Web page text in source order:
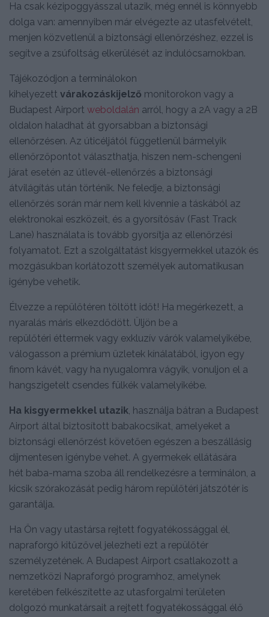
Ha csak kézipoggyásszal utazik, még ennél is könnyebb
dolga van: amennyiben már elvégezte az utasfelvételt,
menjen közvetlenül a biztonsági ellenőrzéshez, ezzel is
segítve a zsúfoltság elkerülését az indulócsarnokban.
Tájékozódjon a terminálokon
kihelyezett várakozáskijelző monitorokon vagy a
Budapest Airport weboldalán arról, hogy a 2A vagy a 2B
oldalon haladhat át gyorsabban a biztonsági
ellenőrzésen. Az úticéljától függetlenül bármelyik
ellenőrzőpontot választhatja, hiszen nem-schengeni
járat esetén az útlevél-ellenőrzés a biztonsági
átvilágítás után történik. Ne feledje, a biztonsági
ellenőrzés során már nem kell kivennie a táskából az
elektronokai eszközeit, és a gyorsítósáv (Fast Track
Lane) használata is tovább gyorsítja az ellenőrzési
folyamatot. Ezt a szolgáltatást kisgyermekkel utazók és
mozgásukban korlátozott személyek automatikusan
igénybe vehetik.
Élvezze a repülőtéren töltött időt! Ha megérkezett, a
nyaralás máris elkezdődött. Üljön be a
repülőtéri éttermek vagy exkluzív várók valamelyikébe,
válogasson a prémium üzletek kínálatából, igyon egy
finom kávét, vagy ha nyugalomra vágyik, vonuljon el a
hangszigetelt csendes fülkék valamelyikébe.
Ha kisgyermekkel utazik, használja bátran a Budapest
Airport által biztosított babakocsikat, amelyeket a
biztonsági ellenőrzést követően egészen a beszállásig
díjmentesen igénybe vehet. A gyermekek ellátására
hét baba-mama szoba áll rendelkezésre a terminálon, a
kicsik szórakozását pedig három repülőtéri játszótér is
garantálja.
Ha Ön vagy utastársa rejtett fogyatékossággal él,
napraforgó kitűzővel jelezheti ezt a repülőtér
személyzetének. A Budapest Airport csatlakozott a
nemzetközi Napraforgó programhoz, amelynek
keretében felkészítette az utasforgalmi területen
dolgozó munkatársait a rejtett fogyatékossággal élő